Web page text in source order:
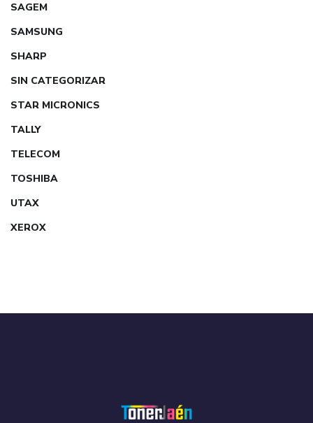
SAGEM
SAMSUNG
SHARP
SIN CATEGORIZAR
STAR MICRONICS
TALLY
TELECOM
TOSHIBA
UTAX
XEROX